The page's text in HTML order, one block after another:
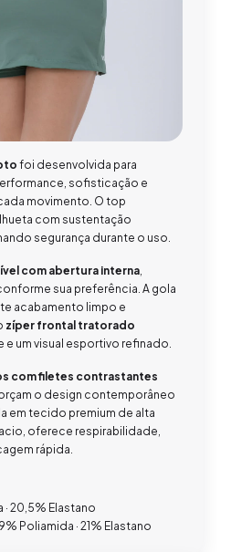
foi desenvolvida para
sofisticação e
movimento. O top
com sustentação
segurança durante o uso.
com abertura interna,
sua preferência. A gola
acabamento limpo e
zíper frontal tratorado
um visual esportivo refinado.
com filetes contrastantes
o design contemporâneo
em tecido premium de alta
oferece respirabilidade,
rápida.
20,5% Elastano
Poliamida · 21% Elastano